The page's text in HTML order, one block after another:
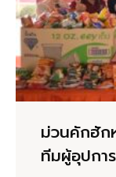
ม่วนคักฮัก
ทีมผู้อุปกา